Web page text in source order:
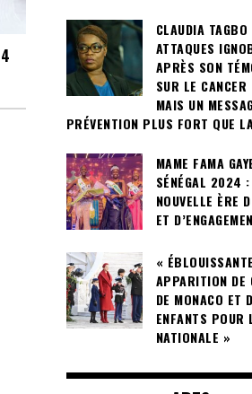
CLAUDIA TAGBO
ATTAQUES
APRÈS SON
SUR LE
MAIS UN
PRÉVENTION PLUS FORT QUE
MAME FAMA
SÉNÉGAL 2024 :
NOUVELLE ÈRE
ET
« ÉBLOUISSANTE
APPARITION DE
DE MONACO ET
ENFANTS POUR
NATIONALE »